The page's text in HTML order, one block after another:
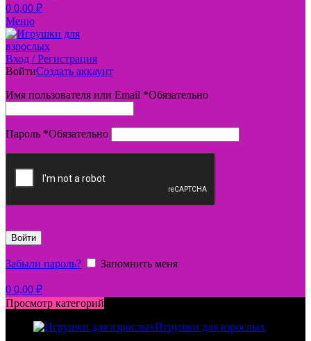
0 0,00 ₽
Меню
Вход / Регистрация
ВойтиСоздать аккаунт
Имя пользователя или Email *Обязательно
Пароль *Обязательно
Войти
Забыли пароль? Запомнить меня
0 0,00 ₽
Просмотр категорий
Игрушки для взрослых